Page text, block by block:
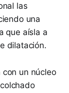
las
una
que aísla a
dilatación.
un núcleo